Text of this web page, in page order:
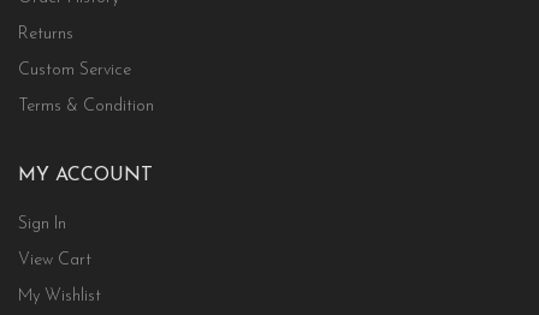
Returns
Custom Service
Terms & Condition
MY ACCOUNT
Sign In
View Cart
My Wishlist